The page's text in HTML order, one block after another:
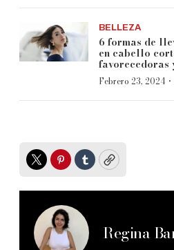
BELLEZA
6 formas de
en cabello
favorecedoras
Febrero 23, 2024 ·
TwitterPinterest
TumblrCopy
Regina